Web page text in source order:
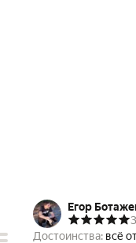
Егор
Достоинства: всё